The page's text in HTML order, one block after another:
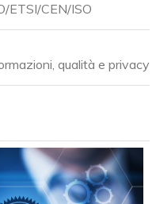
ETSI/CEN/ISO
qualità e privacy